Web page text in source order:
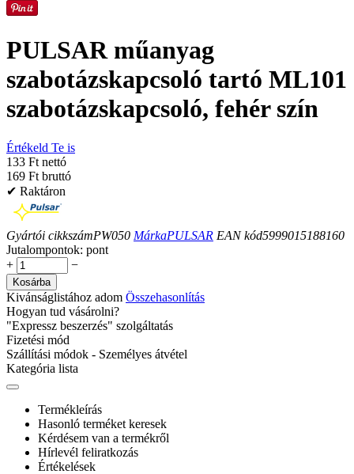
PULSAR műanyag
szabotázskapcsoló tartó ML101
szabotázskapcsoló, fehér szín
Értékeld Te is
133 Ft nettó
169 Ft bruttó
✔ Raktáron
Gyártói cikkszámPW050 MárkaPULSAR EAN kód5999015188160
Jutalompontok: pont
+
−
Kosárba
Kivánságlistához adom Összehasonlítás
Hogyan tud vásárolni?
"Expressz beszerzés" szolgáltatás
Fizetési mód
Szállítási módok - Személyes átvétel
Kategória lista
Termékleírás
Hasonló terméket keresek
Kérdésem van a termékről
Hírlevél feliratkozás
Értékelések